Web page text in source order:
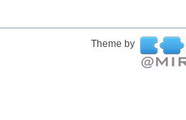
Theme by